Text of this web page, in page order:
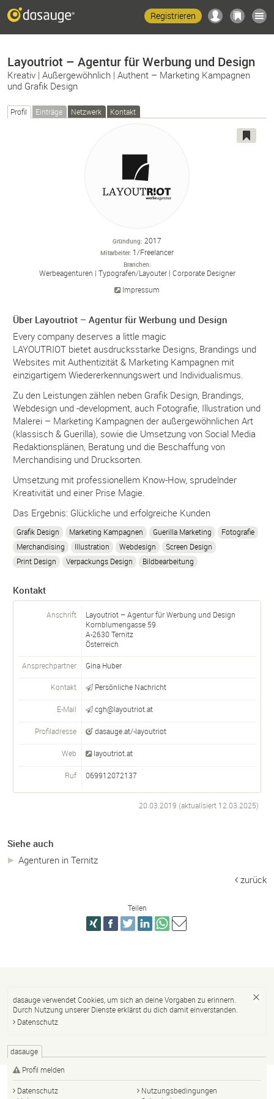
Registrieren
Layoutriot – Agentur für Werbung und Design
Kreativ | Außergewöhnlich | Authent – Marketing Kampagnen
und Grafik Design
Profil Einträge Netzwerk Kontakt
Gründung 2017
Mitarbeiter 1/Freelancer
Branchen
Werbeagenturen Typografen/Layouter Corporate Designer
Impressum
Über Layoutriot – Agentur für Werbung und Design
Every company deserves a little magic
LAYOUTRIOT bietet ausdrucksstarke Designs, Brandings und
Websites mit Authentizität & Marketing Kampagnen mit
einzigartigem Wiedererkennungswert und Individualismus.
Zu den Leistungen zählen neben Grafik Design, Brandings,
Webdesign und -development, auch Fotografie, Illustration und
Malerei – Marketing Kampagnen der außergewöhnlichen Art
(klassisch & Guerilla), sowie die Umsetzung von Social Media
Redaktionsplänen, Beratung und die Beschaffung von
Merchandising und Drucksorten.
Umsetzung mit professionellem Know-How, sprudelnder
Kreativität und einer Prise Magie.
Das Ergebnis: Glückliche und erfolgreiche Kunden
Grafik Design Marketing Kampagnen Guerilla Marketing
Fotografie
Merchandising
Illustration Webdesign
Screen Design
Print Design
Verpackungs Design Bildbearbeitung
Kontakt
Anschrift
Layoutriot – Agentur für Werbung und Design
Kornblumengasse 59
A-2630Ternitz
Österreich
Ansprechpartner Gina Huber
Kontakt Persönliche Nachricht
E-Mail cgh@layoutriot.at
Profiladresse dasauge.at/-layoutriot
Web layoutriot.at
Ruf 069912072137
20.03.2019 (aktualisiert 12.03.2025)
Siehe auch
Agenturen in Ternitz
zurück
Teilen
dasauge verwendet Cookies, um sich an deine Vorgaben zu erinnern.
Durch Nutzung unserer Dienste erklärst du dich damit einverstanden.
Datenschutz
dasauge
Profil melden
Datenschutz
Nutzungsbedingungen